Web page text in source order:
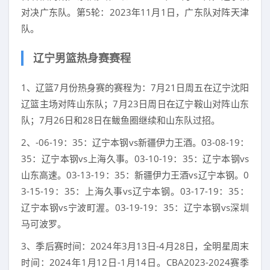
对决广东队。第5轮：2023年11月1日，广东队对阵天津
队。
辽宁男篮热身赛赛程
1、辽篮7月份热身赛的赛程为：7月21日周五在辽宁沈阳
辽篮主场对阵山东队；7月23日周日在辽宁鞍山对阵山东
队；7月26日和28日在鲅鱼圈继续和山东队过招。
2、-06-19：35：辽宁本钢vs新疆伊力王酒。03-08-19：
35：辽宁本钢vs上海久事。03-10-19：35：辽宁本钢vs
山东高速。03-13-19：35：新疆伊力王酒vs辽宁本钢。0
3-15-19：35：上海久事vs辽宁本钢。03-17-19：35：
辽宁本钢vs宁波町渥。03-19-19：35：辽宁本钢vs深圳
马可波罗。
3、季后赛时间：2024年3月13日-4月28日，全明星周末
时间：2024年1月12日-1月14日。CBA2023-2024赛季